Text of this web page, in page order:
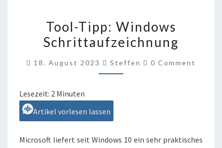
TIPP:
WINDOWS
Tool-Tipp: Windows
Schrittaufzeichnung
18. August 2023 Steffen Comments
0 Comment
Lesezeit: 2 Minuten
Artikel vorlesen lassen
Microsoft liefert seit Windows 10 ein sehr praktisches